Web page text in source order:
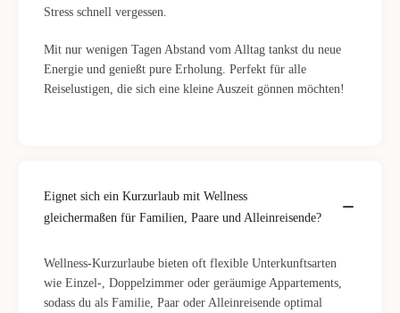
Stress schnell vergessen.
Mit nur wenigen Tagen Abstand vom Alltag tankst du neue
Energie und genießt pure Erholung. Perfekt für alle
Reiselustigen, die sich eine kleine Auszeit gönnen möchten!
Eignet sich ein Kurzurlaub mit Wellness
gleichermaßen für Familien, Paare und Alleinreisende?
Wellness-Kurzurlaube bieten oft flexible Unterkunftsarten
wie Einzel-, Doppelzimmer oder geräumige Appartements,
sodass du als Familie, Paar oder Alleinreisende optimal